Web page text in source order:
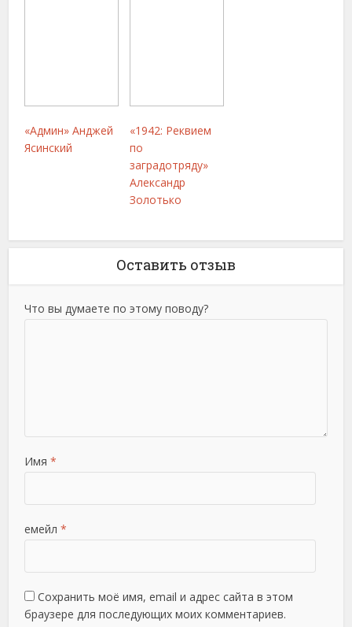
«Админ» Анджей
Ясинский
«1942: Реквием
по
заградотряду»
Александр
Золотько
Оставить отзыв
Что вы думаете по этому поводу?
Имя *
емейл *
Сохранить моё имя, email и адрес сайта в этом
браузере для последующих моих комментариев.